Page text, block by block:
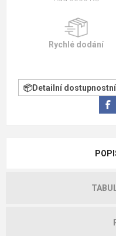
Rychlé dodání
Detailní